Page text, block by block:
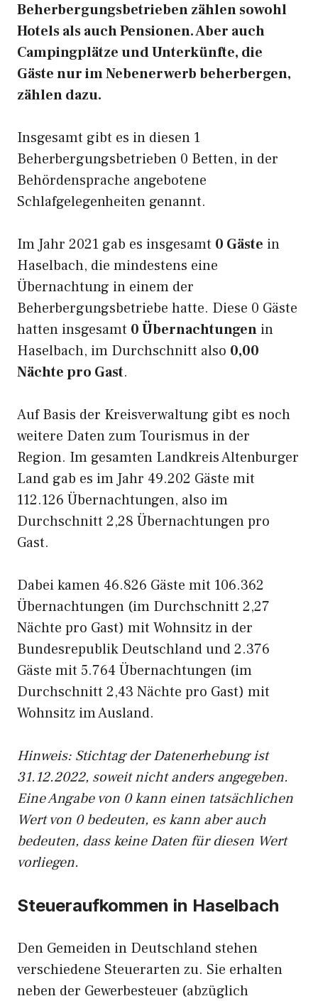
Beherbergungsbetrieben zählen sowohl
Hotels als auch Pensionen. Aber auch
Campingplätze und Unterkünfte, die
Gäste nur im Nebenerwerb beherbergen,
zählen dazu.
Insgesamt gibt es in diesen 1
Beherbergungsbetrieben 0 Betten, in der
Behördensprache angebotene
Schlafgelegenheiten genannt.
Im Jahr 2021 gab es insgesamt 0 Gäste in
Haselbach, die mindestens eine
Übernachtung in einem der
Beherbergungsbetriebe hatte. Diese 0 Gäste
hatten insgesamt 0 Übernachtungen in
Haselbach, im Durchschnitt also 0,00
Nächte pro Gast.
Auf Basis der Kreisverwaltung gibt es noch
weitere Daten zum Tourismus in der
Region. Im gesamten Landkreis Altenburger
Land gab es im Jahr 49.202 Gäste mit
112.126 Übernachtungen, also im
Durchschnitt 2,28 Übernachtungen pro
Gast.
Dabei kamen 46.826 Gäste mit 106.362
Übernachtungen (im Durchschnitt 2,27
Nächte pro Gast) mit Wohnsitz in der
Bundesrepublik Deutschland und 2.376
Gäste mit 5.764 Übernachtungen (im
Durchschnitt 2,43 Nächte pro Gast) mit
Wohnsitz im Ausland.
Hinweis: Stichtag der Datenerhebung ist
31.12.2022, soweit nicht anders angegeben.
Eine Angabe von 0 kann einen tatsächlichen
Wert von 0 bedeuten, es kann aber auch
bedeuten, dass keine Daten für diesen Wert
vorliegen.
Steueraufkommen in Haselbach
Den Gemeiden in Deutschland stehen
verschiedene Steuerarten zu. Sie erhalten
neben der Gewerbesteuer (abzüglich